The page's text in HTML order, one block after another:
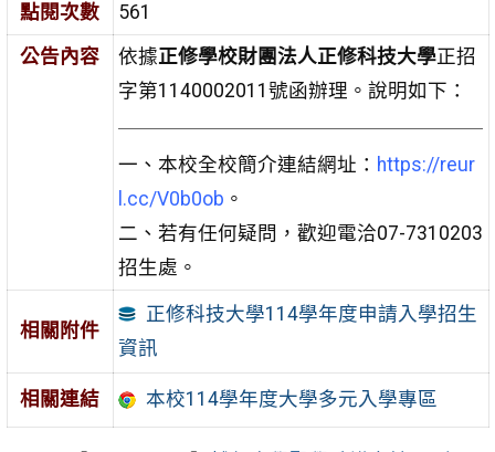
點閱次數
561
公告內容
依據正修學校財團法人正修科技大學正招
字第1140002011號函辦理。說明如下：
一、本校全校簡介連結網址： https://reur
l.cc/V0b0ob 。
二、若有任何疑問，歡迎電洽07-7310203
招生處。
相關附件
正修科技大學114學年度申請入學招生
資訊
相關連結 本校114學年度大學多元入學專區